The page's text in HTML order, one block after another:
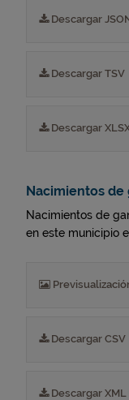
Descargar
Descargar TSV
Descargar
Nacimientos de
Nacimientos de
en este municipio
Descargar CSV
Descargar XML